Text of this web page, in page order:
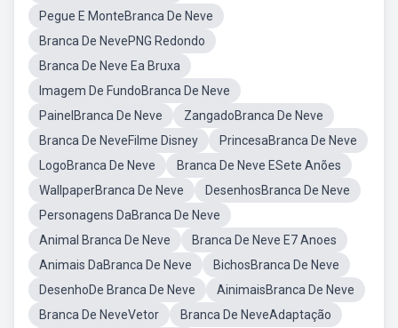
Pegue E MonteBranca De Neve
Branca De NevePNG Redondo
Branca De Neve Ea Bruxa
Imagem De FundoBranca De Neve
PainelBranca De Neve
ZangadoBranca De Neve
Branca De NeveFilme Disney
PrincesaBranca De Neve
LogoBranca De Neve
Branca De Neve ESete Anões
WallpaperBranca De Neve
DesenhosBranca De Neve
Personagens DaBranca De Neve
Animal Branca De Neve
Branca De Neve E7 Anoes
Animais DaBranca De Neve
BichosBranca De Neve
DesenhoDe Branca De Neve
AinimaisBranca De Neve
Branca De NeveVetor
Branca De NeveAdaptação